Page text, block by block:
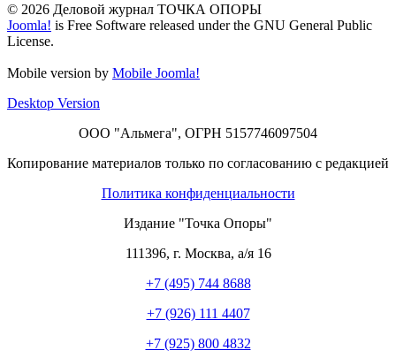
© 2026 Деловой журнал ТОЧКА ОПОРЫ
Joomla! is Free Software released under the GNU General Public
License.
Mobile version by Mobile Joomla!
Desktop Version
ООО "Альмега", ОГРН 5157746097504
Копирование материалов только по согласованию с редакцией
Политика конфиденциальности
Издание "Точка Опоры"
111396, г. Москва, а/я 16
+7 (495) 744 8688
+7 (926) 111 4407
+7 (925) 800 4832